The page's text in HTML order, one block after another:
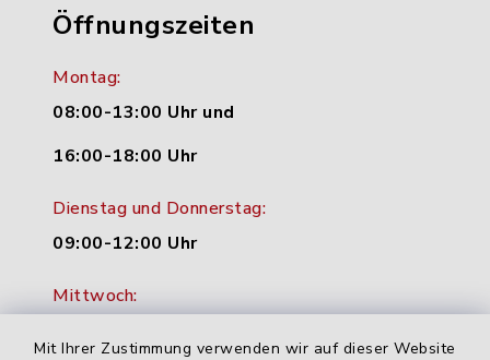
Mit Ihrer Zustimmung verwenden wir auf dieser Website
Öffnungszeiten
Montag:
08:00-13:00 Uhr und
16:00-18:00 Uhr
Dienstag und Donnerstag:
09:00-12:00 Uhr
Mittwoch: